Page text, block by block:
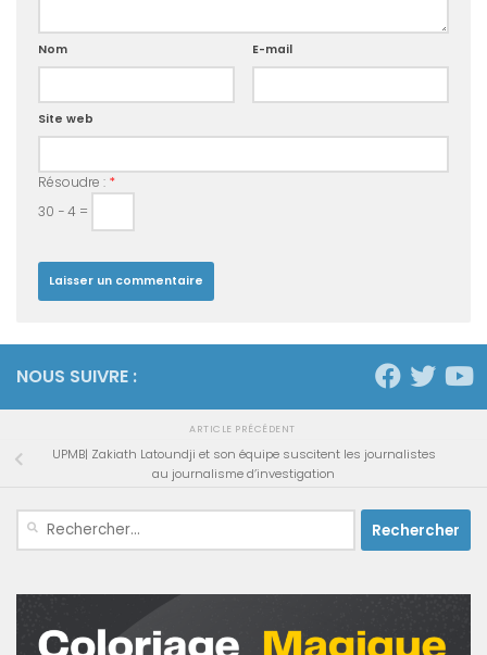
Nom E-mail
Site web
Résoudre : *
30 − 4 =
NOUS SUIVRE :
ARTICLE PRÉCÉDENT
UPMB| Zakiath Latoundji et son équipe suscitent les journalistes
au journalisme d’investigation
Rechercher :